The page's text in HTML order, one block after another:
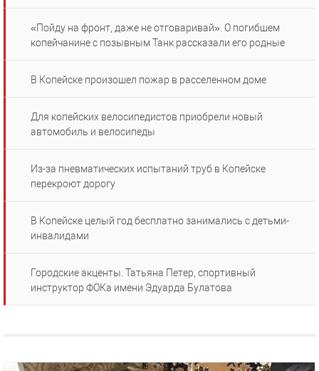
«Пойду на фронт, даже не отговаривай». О погибшем
копейчанине с позывным Танк рассказали его родные
В Копейске произошел пожар в расселенном доме
Для копейских велосипедистов приобрели новый
автомобиль и велосипеды
Из-за пневматических испытаний труб в Копейске
перекроют дорогу
В Копейске целый год бесплатно занимались с детьми-
инвалидами
Городские акценты. Татьяна Петер, спортивный
инструктор ФОКа имени Эдуарда Булатова